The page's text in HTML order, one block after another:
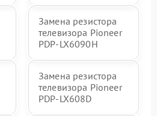
Замена резистора
телевизора Pioneer
PDP-LX6090H
Замена резистора
телевизора Pioneer
PDP-LX608D